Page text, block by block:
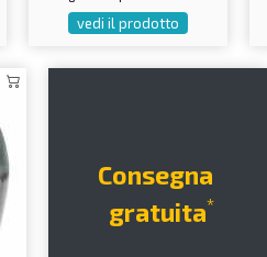
vedi il prodotto
Consegna
gratuita*